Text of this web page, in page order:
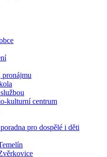
kulturní centrum
pro dospělé i děti